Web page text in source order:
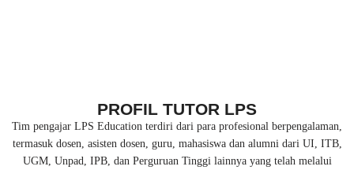
PROFIL TUTOR LPS
Tim pengajar LPS Education terdiri dari para profesional berpengalaman,
termasuk dosen, asisten dosen, guru, mahasiswa dan alumni dari UI, ITB,
UGM, Unpad, IPB, dan Perguruan Tinggi lainnya yang telah melalui